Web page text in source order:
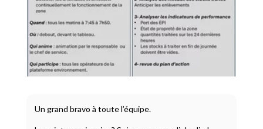
Un grand bravo à toute l’équipe.